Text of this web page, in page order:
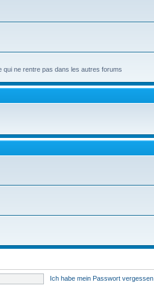
qui ne rentre pas dans les autres forums
Ich habe mein Passwort vergessen